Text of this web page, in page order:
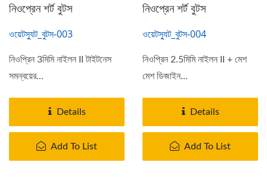
নিওপ্রেন শর্ট বুটস
ওয়েটস্যুট_বুটস-003
নিওপ্রিন 3মিমি নাইলন II টাইটনেস
সমন্বয়ের...
Details
Add To List
নিওপ্রেন শর্ট বুটস
ওয়েটস্যুট_বুটস-004
নিওপ্রিন 2.5মিমি নাইলন II + মেশ
মেশ ডিজাইন...
Details
Add To List